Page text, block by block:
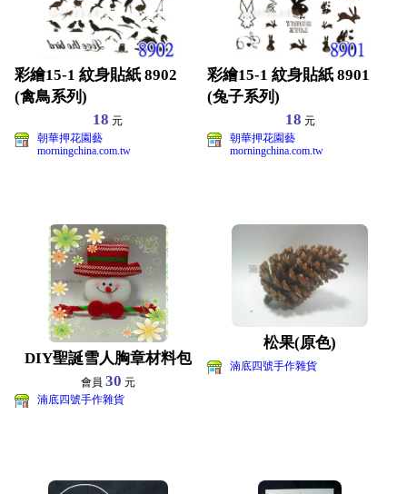
彩繪15-1 紋身貼紙 8902
(禽鳥系列)
18 元
朝華押花園藝
morningchina.com.tw
彩繪15-1 紋身貼紙 8901
(兔子系列)
18 元
朝華押花園藝
morningchina.com.tw
DIY聖誕雪人胸章材料包
會員 30 元
湳底四號手作雜貨
松果(原色)
湳底四號手作雜貨